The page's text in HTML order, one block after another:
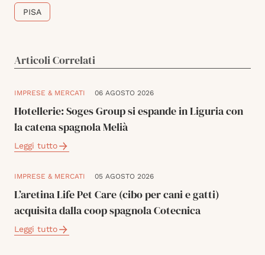
PISA
Articoli Correlati
IMPRESE & MERCATI 06 AGOSTO 2026
Hotellerie: Soges Group si espande in Liguria con
la catena spagnola Melià
Leggi tutto
IMPRESE & MERCATI 05 AGOSTO 2026
L’aretina Life Pet Care (cibo per cani e gatti)
acquisita dalla coop spagnola Cotecnica
Leggi tutto